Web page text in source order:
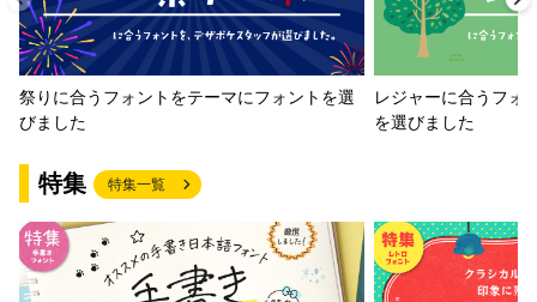
祭りに合うフォントをテーマにフォントを選
びました
レジャーに合うフォ
を選びました
特集 特集一覧